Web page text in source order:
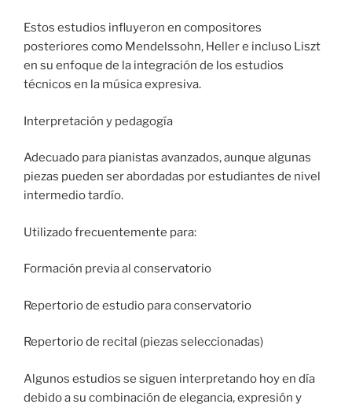
Estos estudios influyeron en compositores
posteriores como Mendelssohn, Heller e incluso Liszt
en su enfoque de la integración de los estudios
técnicos en la música expresiva.
Interpretación y pedagogía
Adecuado para pianistas avanzados, aunque algunas
piezas pueden ser abordadas por estudiantes de nivel
intermedio tardío.
Utilizado frecuentemente para:
Formación previa al conservatorio
Repertorio de estudio para conservatorio
Repertorio de recital (piezas seleccionadas)
Algunos estudios se siguen interpretando hoy en día
debido a su combinación de elegancia, expresión y